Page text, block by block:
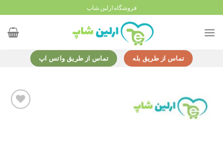
to
content
فروشگاه ارلین شاپ
تماس از طریق بله تماس از طریق واتس اپ